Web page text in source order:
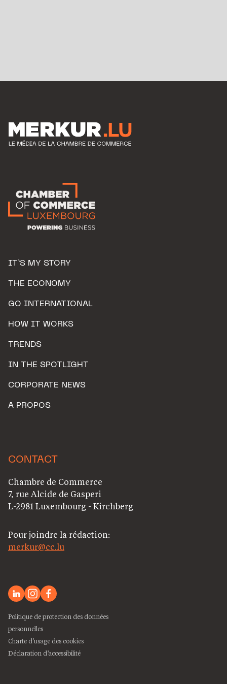
IT’S MY STORY
THE ECONOMY
GO INTERNATIONAL
HOW IT WORKS
TRENDS
IN THE SPOTLIGHT
CORPORATE NEWS
A PROPOS
CONTACT
Chambre de Commerce
7, rue Alcide de Gasperi
L-2981 Luxembourg - Kirchberg
Pour joindre la rédaction:
merkur@cc.lu
Politique de protection des données
personnelles
Charte d’usage des cookies
Déclaration d’accessibilité